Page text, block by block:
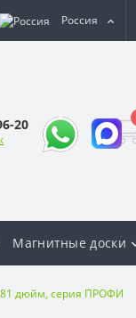
Россия
20
Магнитные доски
дюйм, серия ПРОФИ